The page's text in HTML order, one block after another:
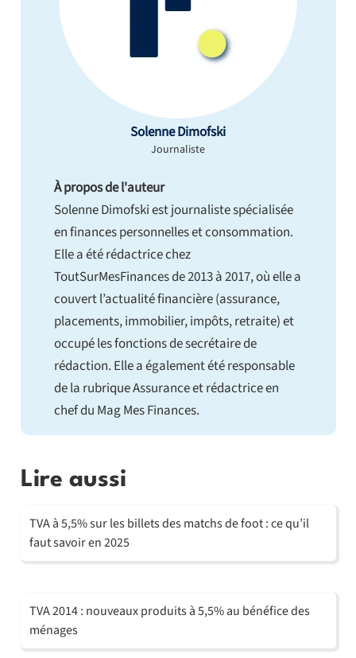
Solenne Dimofski
Journaliste
À propos de l'auteur
Solenne Dimofski est journaliste spécialisée
en finances personnelles et consommation.
Elle a été rédactrice chez
ToutSurMesFinances de 2013 à 2017, où elle a
couvert l’actualité financière (assurance,
placements, immobilier, impôts, retraite) et
occupé les fonctions de secrétaire de
rédaction. Elle a également été responsable
de la rubrique Assurance et rédactrice en
chef du Mag Mes Finances.
Lire aussi
TVA à 5,5% sur les billets des matchs de foot : ce qu’il
faut savoir en 2025
TVA 2014 : nouveaux produits à 5,5% au bénéfice des
ménages